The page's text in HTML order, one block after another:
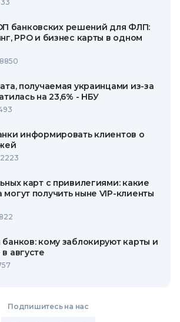
банковских решений для ФЛП:
РРО и бизнес карты в одном
получаемая украинцами из-за
на 23,6% - НБУ
информировать клиентов о
2223
карт с привилегиями: какие
получить ныне VIP-клиенты
822
кому заблокируют карты и
августе
Подпишитесь на нас